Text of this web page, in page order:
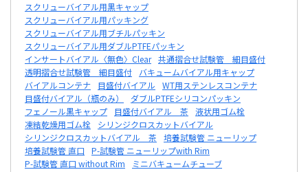
スクリューバイアル用黒キャップ
スクリューバイアル用パッキング
スクリューバイアル用ブチルパッキン
スクリューバイアル用ダブルPTFEパッキン
インサートバイアル〈無色〉Clear 共通摺合せ試験管 細目盛付
透明摺合せ試験管 細目盛付
バキュームバイアル用キャップ
バイアルコンテナ
目盛付バイアル
WT用ステンレスコンテナ
目盛付バイアル（瓶のみ）
ダブルPTFEシリコンパッキン
フェノール黒キャップ
目盛付バイアル 茶
液状用ゴム栓
凍結乾燥用ゴム栓
シリンジクロスカットバイアル
シリンジクロスカットバイアル 茶
培養試験管 ニューリップ
培養試験管 直口
P-試験管 ニューリップwith Rim
P-試験管 直口 without Rim
ミニバキュームチューブ